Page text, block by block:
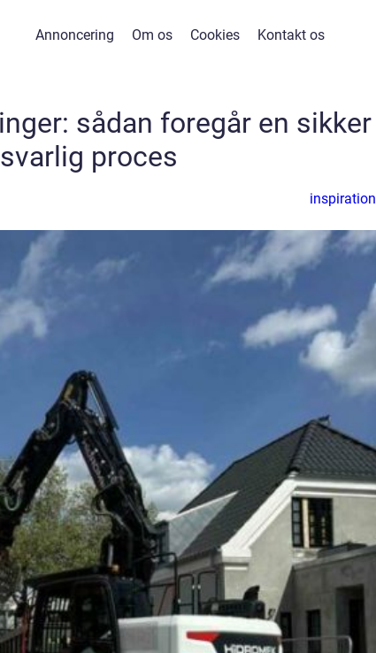
Annoncering Om os Cookies Kontakt os
sådan foregår en sikker
proces
inspiration